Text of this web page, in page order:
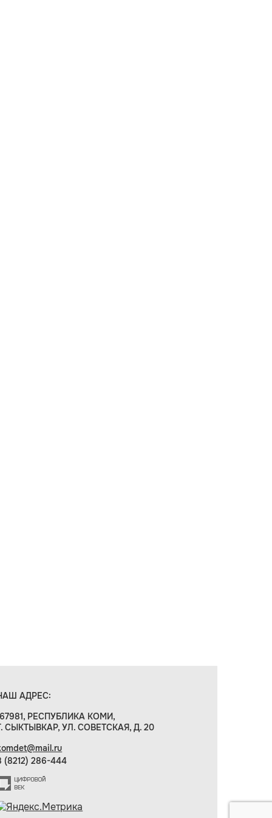
АДРЕС:
РЕСПУБЛИКА КОМИ,
СЫКТЫВКАР, УЛ. СОВЕТСКАЯ, Д. 20
(8212) 286-444